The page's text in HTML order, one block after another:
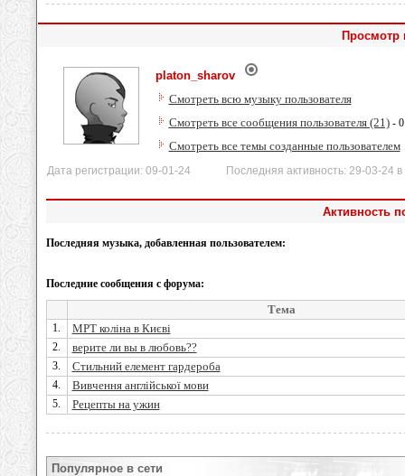
Просмотр
platon_sharov
Смотреть всю музыку пользователя
Смотреть все сообщения пользователя (21)-
Смотреть все темы созданные пользователем
Дата регистрации: 09-01-24 Последняя активность: 29-03-24 в
Активность
Последняя музыка, добавленная пользователем:
Последние сообщения с форума:
Тема
1. МРТ коліна в Києві
2. верите ли вы в любовь??
3. Стильний елемент гардероба
4. Вивчення англійської мови
5. Рецепты на ужин
Популярное в сети